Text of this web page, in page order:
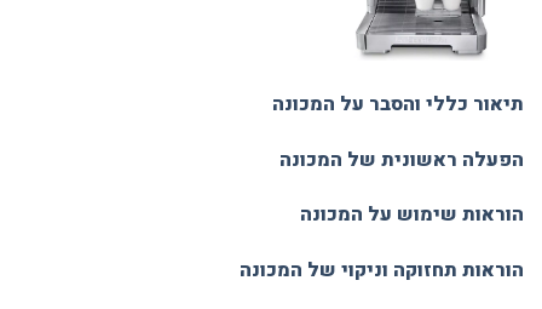
תיאור כללי והסבר על המכונה
הפעלה ראשונית של המכונה
הוראות שימוש על המכונה
הוראות תחזוקה וניקוי של המכונה